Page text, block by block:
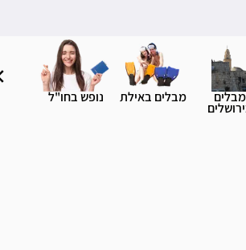
מבלים מבלים באילת נופש בחו"ל